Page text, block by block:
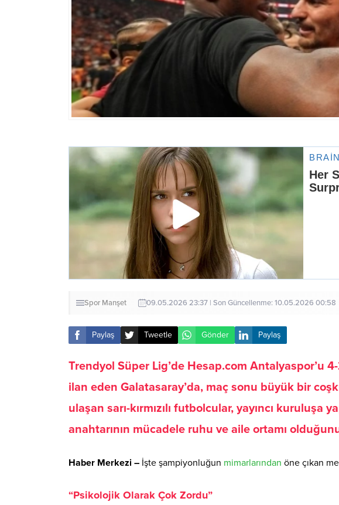
Spor Manşet 09.05.2026 23:37 | Son Güncellenme: 10.05.2026 00:58
Paylaş Tweetle Gönder Paylaş
Trendyol Süper Lig’de Hesap.com Antalyaspor’u
ilan eden Galatasaray’da, maç sonu büyük bir
ulaşan sarı-kırmızılı futbolcular, yayıncı kuruluşa
anahtarının mücadele ruhu ve aile ortamı
Haber Merkezi – İşte şampiyonluğun mimarlarından öne çıkan
“Psikolojik Olarak Çok Zordu”